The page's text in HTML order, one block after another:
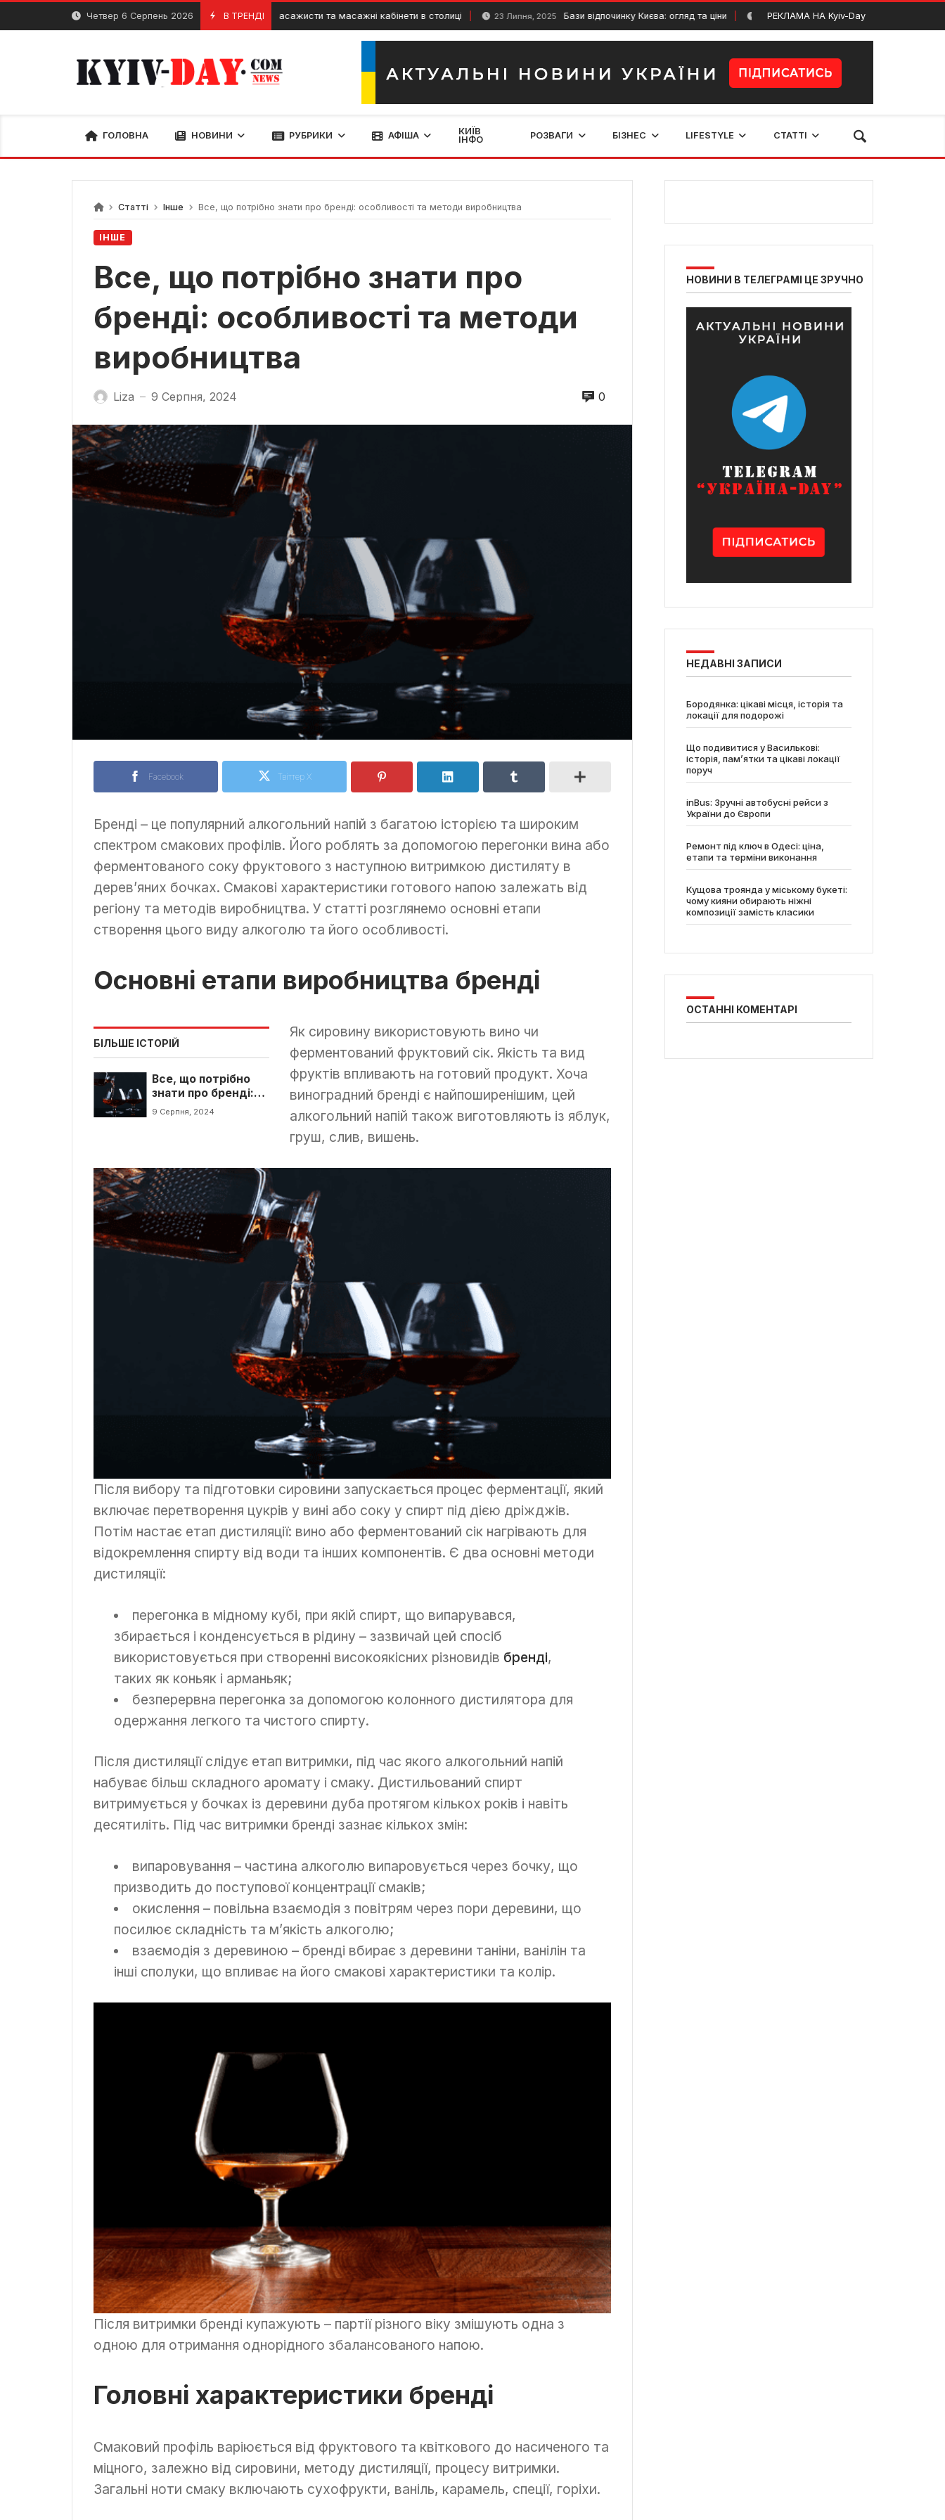
Перейти
вмісту
Четвер 6 Серпень 2026 В ТРЕНДІ
13 Березня, 2024 Масаж Київ. Масажисти та масажні кабінети в столиці 23 Липня, 2025 Бази відпочинку Києва: огляд та ціни 22 Червня, 2024 Фестиваль “Вулична їжа:
РЕКЛАМА НА Kyiv-Day
ГОЛОВНА НОВИНИ РУБРИКИ АФІША
КИЇВ
ІНФО
РОЗВАГИ БІЗНЕС LIFESTYLE СТАТТІ
Статті Інше Все, що потрібно знати про бренді: особливості та методи виробництва
ІНШЕ
Все, що потрібно знати про
бренді: особливості та методи
виробництва
Liza — 9 Серпня, 2024 0
Facebook Твіттер X
Бренді – це популярний алкогольний напій з багатою історією та широким
спектром смакових профілів. Його роблять за допомогою перегонки вина або
ферментованого соку фруктового з наступною витримкою дистиляту в
дерев’яних бочках. Смакові характеристики готового напою залежать від
регіону та методів виробництва. У статті розглянемо основні етапи
створення цього виду алкоголю та його особливості.
Основні етапи виробництва бренді
БІЛЬШЕ ІСТОРІЙ
Все, що потрібно
знати про бренді:
особливості та
9 Серпня, 2024
Як сировину використовують вино чи
ферментований фруктовий сік. Якість та вид
фруктів впливають на готовий продукт. Хоча
виноградний бренді є найпоширенішим, цей
алкогольний напій також виготовляють із яблук,
груш, слив, вишень.
Після вибору та підготовки сировини запускається процес ферментації, який
включає перетворення цукрів у вині або соку у спирт під дією дріжджів.
Потім настає етап дистиляції: вино або ферментований сік нагрівають для
відокремлення спирту від води та інших компонентів. Є два основні методи
дистиляції:
перегонка в мідному кубі, при якій спирт, що випарувався,
збирається і конденсується в рідину – зазвичай цей спосіб
використовується при створенні високоякісних різновидів бренді,
таких як коньяк і арманьяк;
безперервна перегонка за допомогою колонного дистилятора для
одержання легкого та чистого спирту.
Після дистиляції слідує етап витримки, під час якого алкогольний напій
набуває більш складного аромату і смаку. Дистильований спирт
витримується у бочках із деревини дуба протягом кількох років і навіть
десятиліть. Під час витримки бренді зазнає кількох змін:
випаровування – частина алкоголю випаровується через бочку, що
призводить до поступової концентрації смаків;
окислення – повільна взаємодія з повітрям через пори деревини, що
посилює складність та м’якість алкоголю;
взаємодія з деревиною – бренді вбирає з деревини таніни, ванілін та
інші сполуки, що впливає на його смакові характеристики та колір.
Після витримки бренді купажують – партії різного віку змішують одна з
одною для отримання однорідного збалансованого напою.
Головні характеристики бренді
Смаковий профіль варіюється від фруктового та квіткового до насиченого та
міцного, залежно від сировини, методу дистиляції, процесу витримки.
Загальні ноти смаку включають сухофрукти, ваніль, карамель, спеції, горіхи.
НОВИНИ В ТЕЛЕГРАМІ ЦЕ ЗРУЧНО
НЕДАВНІ ЗАПИСИ
Бородянка: цікаві місця, історія та
локації для подорожі
Що подивитися у Василькові:
історія, пам’ятки та цікаві локації
поруч
inBus: Зручні автобусні рейси з
України до Європи
Ремонт під ключ в Одесі: ціна,
етапи та терміни виконання
Кущова троянда у міському букеті:
чому кияни обирають ніжні
композиції замість класики
ОСТАННІ КОМЕНТАРІ